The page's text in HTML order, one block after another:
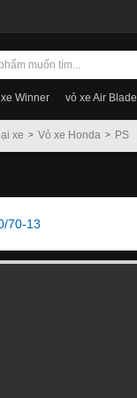
Winner vỏ xe Air Blade
xe Vỏ xe Honda PS
70-13